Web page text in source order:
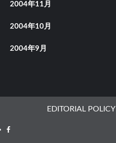
2004年11月
2004年10月
2004年9月
EDITORIAL POLICY
Facebook